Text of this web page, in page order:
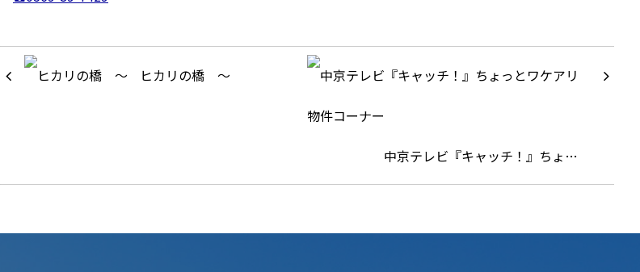
ヒカリの橋 ～
中京テレビ『キャッチ！』ちょ…